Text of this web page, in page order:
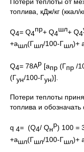
топлива, кДж/кг (ккал/
Q4= Q4
пр+ Q4
шл+ Q4
+aшл(Гшл/100-Гшл)+
Q4= 78Ар [aпр (Гпр /
(Гун/100-Гун)].
Потери теплоты
топлива и обозначать
q 4= (Q4/ Qн
р) 100 =
+aшл(Гшл/100-Гшл)+